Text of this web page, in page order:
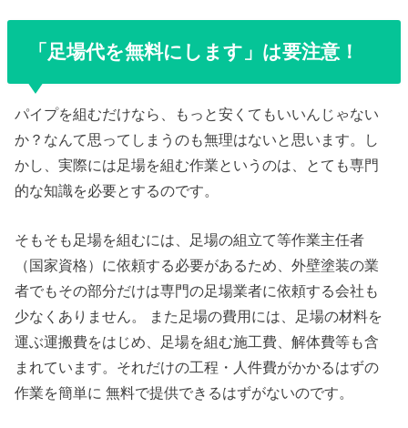
「足場代を無料にします」は要注意！
パイプを組むだけなら、もっと安くてもいいんじゃない
か？なんて思ってしまうのも無理はないと思います。し
かし、実際には足場を組む作業というのは、とても専門
的な知識を必要とするのです。
そもそも足場を組むには、足場の組立て等作業主任者
（国家資格）に依頼する必要があるため、外壁塗装の業
者でもその部分だけは専門の足場業者に依頼する会社も
少なくありません。 また足場の費用には、足場の材料を
運ぶ運搬費をはじめ、足場を組む施工費、解体費等も含
まれています。それだけの工程・人件費がかかるはずの
作業を簡単に 無料で提供できるはずがないのです。